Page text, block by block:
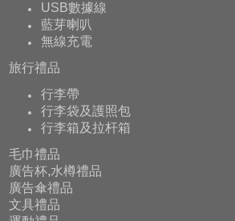
USB數據線
藍芽喇叭
無線充電
旅行禮品
行李帶
行李袋及護照包
行李箱及拉杆箱
毛巾禮品
廣告杯,水樽禮品
廣告傘禮品
文具禮品